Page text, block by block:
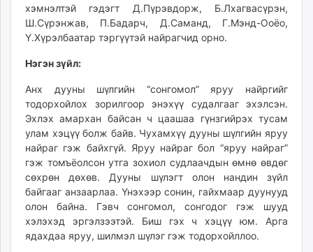
хэмнэлтэй гэдэгт Д.Пүрэвдорж, Б.Лхагвасүрэн,
Ш.Сүрэнжав, П.Бадарч, Д.Саманд, Г.Мэнд-Ооёо,
Ү.Хүрэлбаатар тэргүүтэй найрагчид орно.
Нэгэн зүйл:
Анх дууны шүлгийн “сонгомол” яруу найргийг
тодорхойлох зорилгоор энэхүү судалгааг эхэлсэн.
Эхлэх амархан байсан ч цаашаа гүнзгийрэх тусам
улам хэцүү болж байв. Чухамхүү дууны шүлгийн яруу
найраг гэж байхгүй. Яруу найраг бол “яруу найраг”
гэж томъёолсон утга зохиол судлаачдын өмнө өвдөг
сөхрөн дөхөв. Дууны шүлэгт олон нандин зүйл
байгааг анзаарлаа. Үнэхээр сонин, гайхмаар дуунууд
олон байна. Гэвч сонгомол, сонгодог гэж шууд
хэлэхэд эргэлзээтэй. Биш гэх ч хэцүү юм. Арга
ядахдаа яруу, шилмэл шүлэг гэж тодорхойллоо.